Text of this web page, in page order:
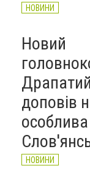
НОВИНИ
Новий
доповів
НОВИНИ